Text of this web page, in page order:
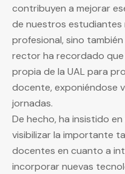
contribuyen a mejorar
de nuestros estudiantes
profesional, sino
rector ha recordado
propia de la UAL para
docente, exponiéndose
jornadas.
De hecho, ha insistido
visibilizar la importante
docentes en cuanto a
incorporar nuevas